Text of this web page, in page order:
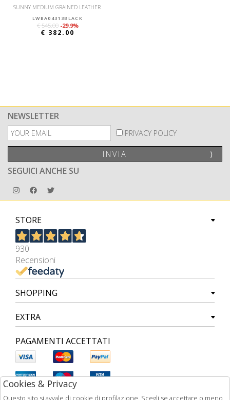
SUNNY MEDIUM GRAINED LEATHER
LWBA04313BLACK
€ 545.00 -29.9%
€ 382.00
NEWSLETTER
PRIVACY POLICY
INVIA ⟩
SEGUICI ANCHE SU
STORE
930
Recensioni
SHOPPING
EXTRA
PAGAMENTI ACCETTATI
Cookies & Privacy
Questo sito si avvale di cookie di profilazione. Scegli se accettare o meno